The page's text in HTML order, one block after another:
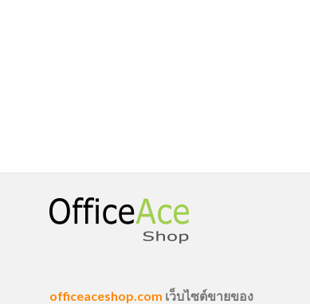
officeaceshop.com เว็บไซต์ขายของ